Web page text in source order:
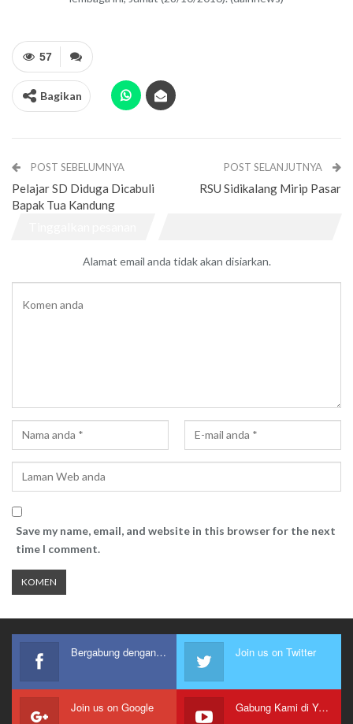
57
Bagikan
POST SEBELUMNYA
Pelajar SD Diduga Dicabuli
Bapak Tua Kandung
POST SELANJUTNYA
RSU Sidikalang Mirip Pasar
Alamat email anda tidak akan disiarkan.
Save my name, email, and website in this browser for the next
time I comment.
Bergabung dengan kami Join us on Twitter
Join us on Google Gabung Kami di Youtube